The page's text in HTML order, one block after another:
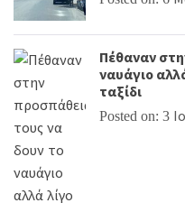
Πέθαναν
ναυάγιο
ταξίδι
Posted on: 3